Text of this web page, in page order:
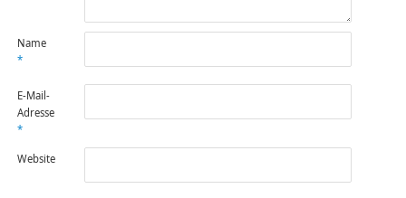
Name
*
E-Mail-
Adresse
*
Website